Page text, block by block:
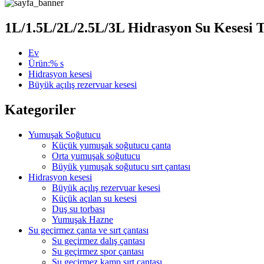
1L/1.5L/2L/2.5L/3L Hidrasyon Su Kesesi
Ev
Ürün:% s
Hidrasyon kesesi
Büyük açılış rezervuar kesesi
Kategoriler
Yumuşak Soğutucu
Küçük yumuşak soğutucu çanta
Orta yumuşak soğutucu
Büyük yumuşak soğutucu sırt çantası
Hidrasyon kesesi
Büyük açılış rezervuar kesesi
Küçük açılan su kesesi
Duş su torbası
Yumuşak Hazne
Su geçirmez çanta ve sırt çantası
Su geçirmez dalış çantası
Su geçirmez spor çantası
Su geçirmez kamp sırt çantası